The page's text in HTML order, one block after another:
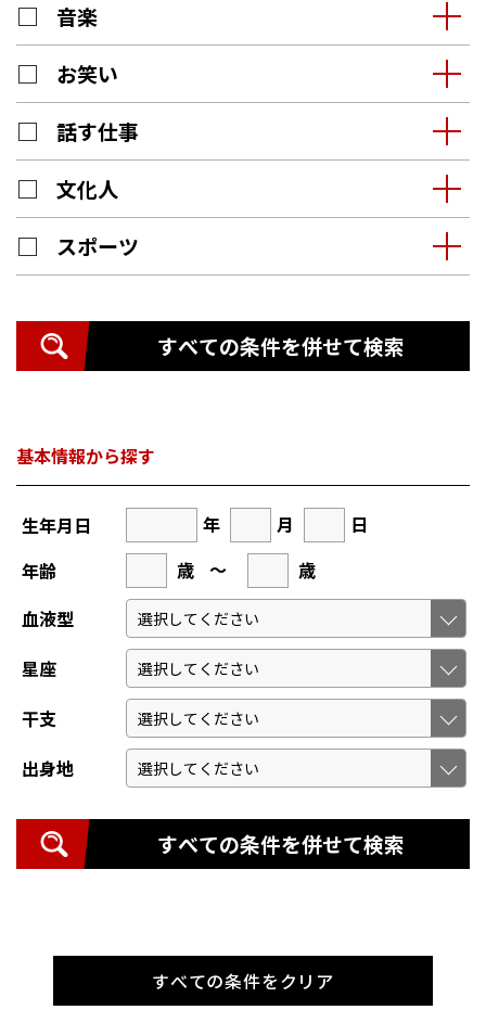
音楽
お笑い
話す仕事
文化人
スポーツ
すべての条件を併せて検索
基本情報から探す
生年月日 年 月
日
年齢
歳 ～
歳
血液型
星座
干支
出身地
すべての条件を併せて検索
すべての条件をクリア